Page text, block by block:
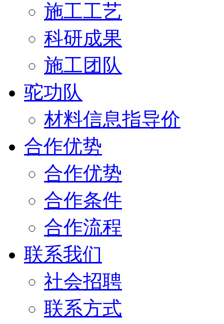
施工工艺
科研成果
施工团队
驼功队
材料信息指导价
合作优势
合作优势
合作条件
合作流程
联系我们
社会招聘
联系方式